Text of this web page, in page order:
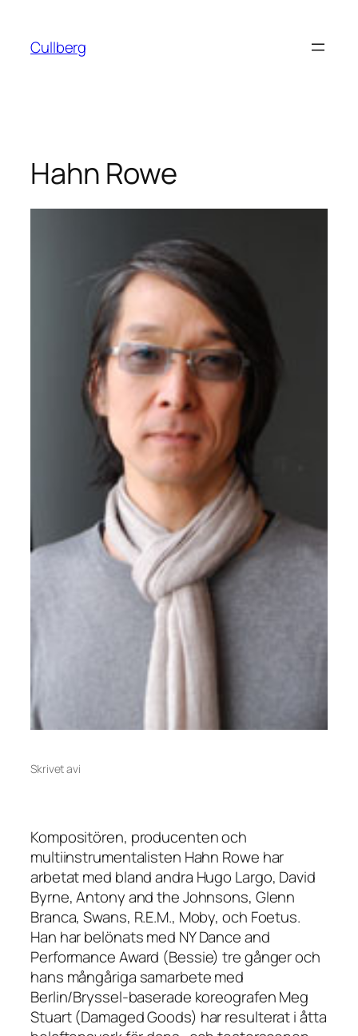
innehåll
Cullberg
Hahn Rowe
Skrivet avi
Kompositören, producenten och
multiinstrumentalisten Hahn Rowe har
arbetat med bland andra Hugo Largo, David
Byrne, Antony and the Johnsons, Glenn
Branca, Swans, R.E.M., Moby, och Foetus.
Han har belönats med NY Dance and
Performance Award (Bessie) tre gånger och
hans mångåriga samarbete med
Berlin/Bryssel-baserade koreografen Meg
Stuart (Damaged Goods) har resulterat i åtta